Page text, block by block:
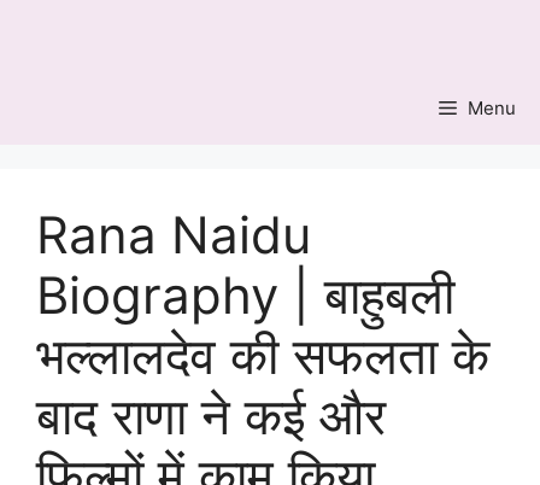
Menu
Rana Naidu
Biography | बाहुबली
भल्लालदेव की सफलता के
बाद राणा ने कई और